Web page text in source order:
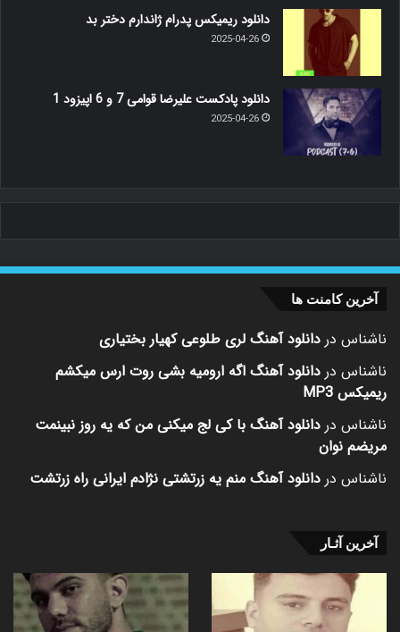
دانلود ریمیکس پدرام ژاندارم دختر بد
2025-04-26
دانلود پادکست علیرضا قوامی 7 و 6 اپیزود 1
2025-04-26
آخرین کامنت ها
ناشناس در دانلود آهنگ لری طلوعی کهیار بختیاری
ناشناس در دانلود آهنگ اگه ارومیه بشی روت ارس میکشم
ریمیکس MP3
ناشناس در دانلود آهنگ با کی لج میکنی من که یه روز نبینمت
مریضم نوان
ناشناس در دانلود آهنگ منم یه زرتشتی نژادم ایرانی راه زرتشت
آخرین آثـار